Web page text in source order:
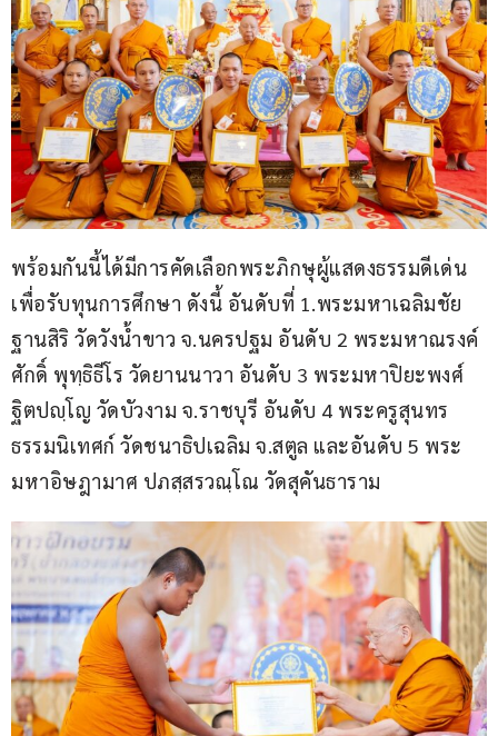
พร้อมกันนี้ได้มีการคัดเลือกพระภิกษุผู้แสดงธรรมดีเด่น
เพื่อรับทุนการศึกษา ดังนี้ อันดับที่ 1.พระมหาเฉลิมชัย
ฐานสิริ วัดวังน้ำขาว จ.นครปฐม อันดับ 2 พระมหาณรงค์
ศักดิ์ พุทฺธิธีโร วัดยานนาวา อันดับ 3 พระมหาปิยะพงศ์
ฐิตปญฺโญ วัดบัวงาม จ.ราชบุรี อันดับ 4 พระครูสุนทร
ธรรมนิเทศก์ วัดชนาธิปเฉลิม จ.สตูล และอันดับ 5 พระ
มหาอิษฎามาศ ปภสฺสรวณฺโณ วัดสุคันธาราม